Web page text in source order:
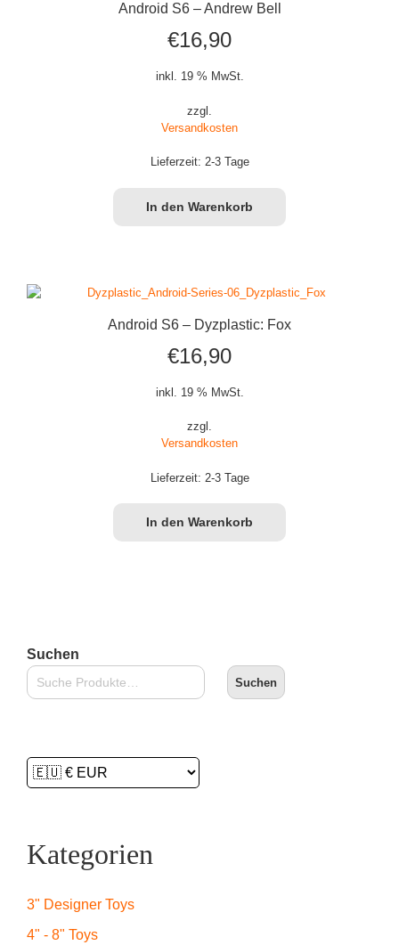
Android S6 – Andrew Bell
€16,90
inkl. 19 % MwSt.
zzgl.
Versandkosten
Lieferzeit: 2-3 Tage
In den Warenkorb
Android S6 – Dyzplastic: Fox
€16,90
inkl. 19 % MwSt.
zzgl.
Versandkosten
Lieferzeit: 2-3 Tage
In den Warenkorb
Suchen
Suchen
Kategorien
3" Designer Toys
4" - 8" Toys